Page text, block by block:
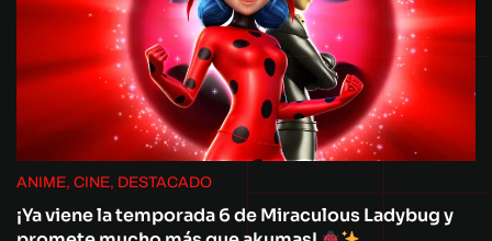
ANIME, CINE, DESTACADO
¡Ya viene la temporada 6 de Miraculous Ladybug y